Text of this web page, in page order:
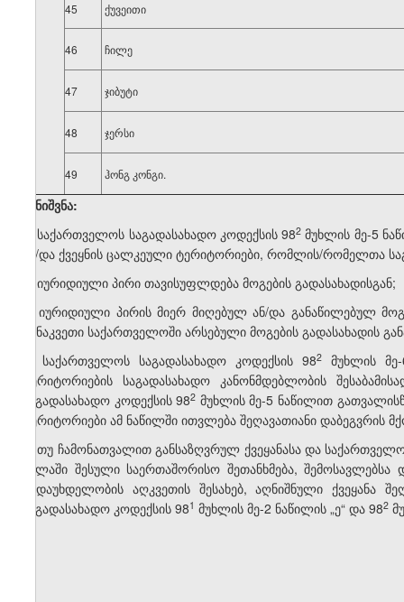
45 ქუვეითი
46 ჩილე
47 ჯიბუტი
48 ჯერსი
49 ჰონგ კონგი.
შენიშვნა:
1. საქართველოს საგადასახადო კოდექსის 98​2 მუხლის მე-5
ან/და ქვეყნის ცალკეული ტერიტორიები, რომლის/რომელთა
ა) იურიდიული პირი თავისუფლდება მოგების გადასახადისგან;
ბ) იურიდიული პირის მიერ მიღებულ ან/და განაწილებულ
განაკვეთი საქართველოში არსებული მოგების გადასახადის
2. საქართველოს საგადასახადო კოდექსის 98​2
მუხლის
ტერიტორიების საგადასახადო კანონმდებლობის
საგადასახადო კოდექსის 98​2 მუხლის მე-5 ნაწილით
ტერიტორიები ამ ნაწილში ითვლება შეღავათიანი დაბეგვრის
3. თუ ჩამონათვალით განსაზღვრულ ქვეყანასა და
ძალაში შესული საერთაშორისო შეთანხმება,
გადაუხდელობის აღკვეთის შესახებ, აღნიშნული
საგადასახადო კოდექსის 98​1 მუხლის მე-2 ნაწილის „ე“ და 98​2